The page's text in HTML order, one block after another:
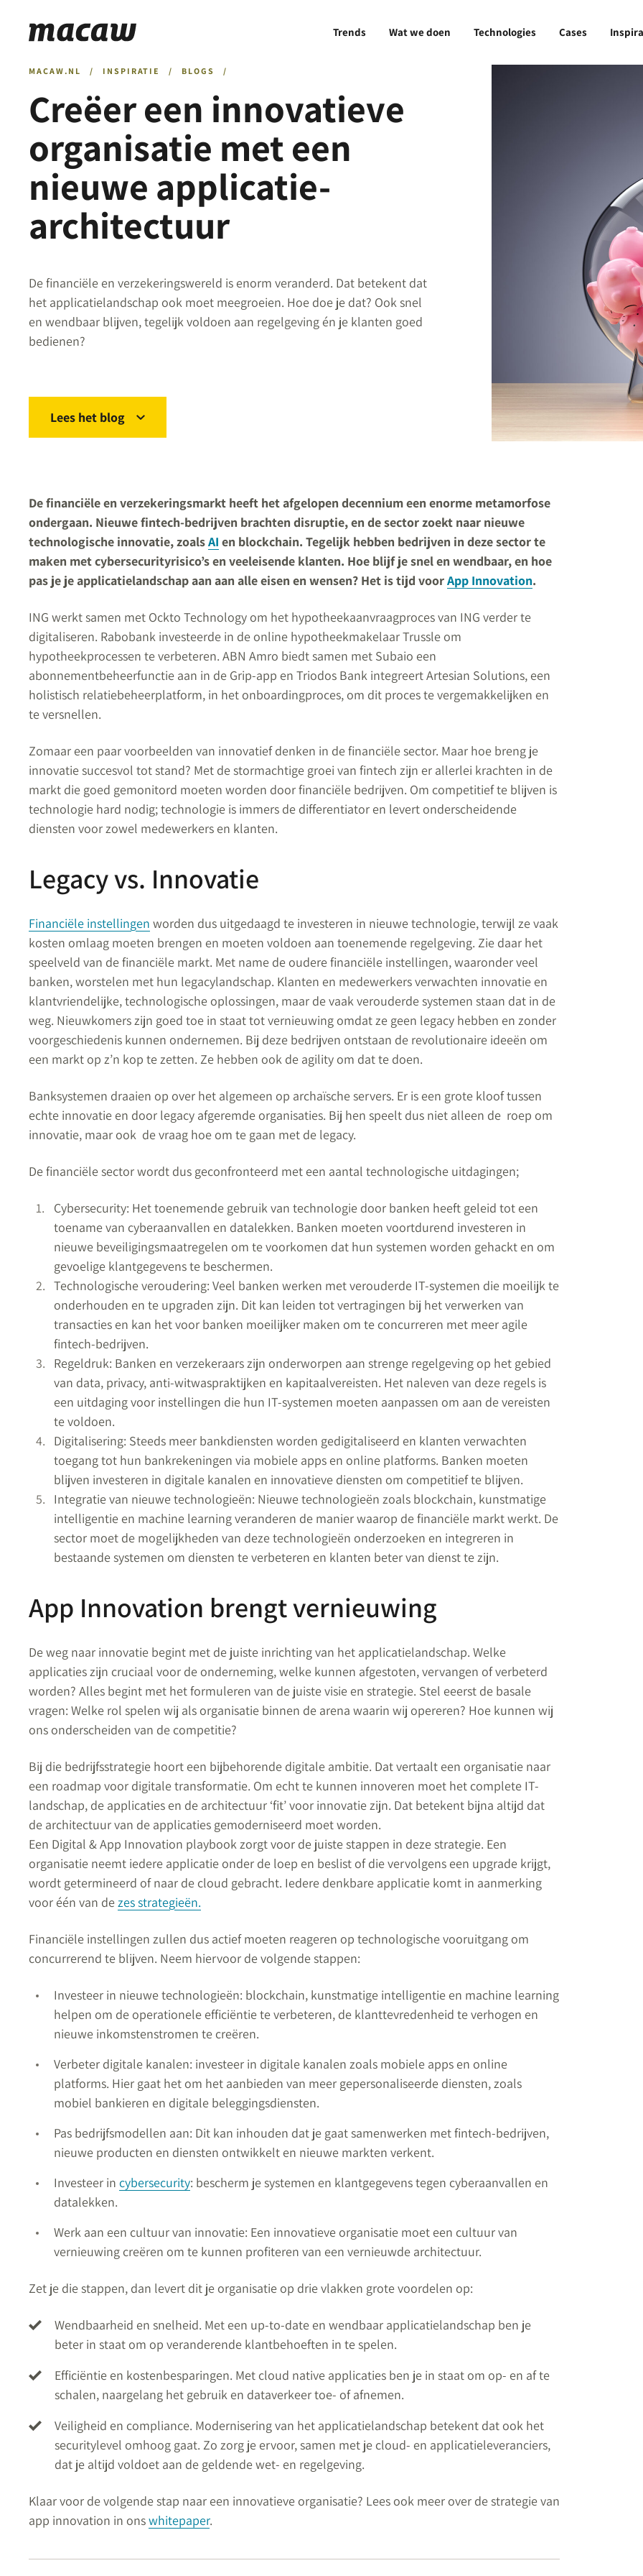
Trends Wat we doen Technologies Cases
MACAW.NL / INSPIRATIE / BLOGS /
Creëer een innovatieve
organisatie met een
nieuwe applicatie-
architectuur
De financiële en verzekeringswereld is enorm veranderd. Dat betekent dat
het applicatielandschap ook moet meegroeien. Hoe doe je dat? Ook snel
en wendbaar blijven, tegelijk voldoen aan regelgeving én je klanten goed
bedienen?
Lees het blog
De financiële en verzekeringsmarkt heeft het afgelopen decennium een enorme metamorfose
ondergaan. Nieuwe fintech-bedrijven brachten disruptie, en de sector zoekt naar nieuwe
technologische innovatie, zoalsAI en blockchain. Tegelijk hebben bedrijven in deze sector te
maken met cybersecurityrisico’s en veeleisende klanten. Hoe blijf je snel en wendbaar, en hoe
pas je je applicatielandschap aan aan alle eisen en wensen? Het is tijd voorApp Innovation.
ING werkt samen met Ockto Technology om het hypotheekaanvraagproces van ING verder te
digitaliseren. Rabobank investeerde in de online hypotheekmakelaar Trussle om
hypotheekprocessen te verbeteren. ABN Amro biedt samen met Subaio een
abonnementbeheerfunctie aan in de Grip-app en Triodos Bank integreert Artesian Solutions, een
holistisch relatiebeheerplatform, in het onboardingproces, om dit proces te vergemakkelijken en
te versnellen.
Zomaar een paar voorbeelden van innovatief denken in de financiële sector. Maar hoe breng je
innovatie succesvol tot stand? Met de stormachtige groei van fintech zijn er allerlei krachten in de
markt die goed gemonitord moeten worden door financiële bedrijven. Om competitief te blijven is
technologie hard nodig; technologie is immers de differentiator en levert onderscheidende
diensten voor zowel medewerkers en klanten.
Legacy vs. Innovatie
Financiële instellingen worden dus uitgedaagd te investeren in nieuwe technologie, terwijl ze vaak
kosten omlaag moeten brengen en moeten voldoen aan toenemende regelgeving. Zie daar het
speelveld van de financiële markt. Met name de oudere financiële instellingen, waaronder veel
banken, worstelen met hun legacylandschap. Klanten en medewerkers verwachten innovatie en
klantvriendelijke, technologische oplossingen, maar de vaak verouderde systemen staan dat in de
weg. Nieuwkomers zijn goed toe in staat tot vernieuwing omdat ze geen legacy hebben en zonder
voorgeschiedenis kunnen ondernemen. Bij deze bedrijven ontstaan de revolutionaire ideeën om
een markt op z’n kop te zetten. Ze hebben ook de agility om dat te doen.
Banksystemen draaien op over het algemeen op archaïsche servers. Er is een grote kloof tussen
echte innovatie en door legacy afgeremde organisaties. Bij hen speelt dus niet alleen de roep om
innovatie, maar ook de vraag hoe om te gaan met de legacy.
De financiële sector wordt dus geconfronteerd met een aantal technologische uitdagingen;
Cybersecurity: Het toenemende gebruik van technologie door banken heeft geleid tot een
toename van cyberaanvallen en datalekken. Banken moeten voortdurend investeren in
nieuwe beveiligingsmaatregelen om te voorkomen dat hun systemen worden gehackt en om
gevoelige klantgegevens te beschermen.
Technologische veroudering: Veel banken werken met verouderde IT-systemen die moeilijk te
onderhouden en te upgraden zijn. Dit kan leiden tot vertragingen bij het verwerken van
transacties en kan het voor banken moeilijker maken om te concurreren met meer agile
fintech-bedrijven.
Regeldruk: Banken en verzekeraars zijn onderworpen aan strenge regelgeving op het gebied
van data, privacy, anti-witwaspraktijken en kapitaalvereisten. Het naleven van deze regels is
een uitdaging voor instellingen die hun IT-systemen moeten aanpassen om aan de vereisten
te voldoen.
Digitalisering: Steeds meer bankdiensten worden gedigitaliseerd en klanten verwachten
toegang tot hun bankrekeningen via mobiele apps en online platforms. Banken moeten
blijven investeren in digitale kanalen en innovatieve diensten om competitief te blijven.
Integratie van nieuwe technologieën: Nieuwe technologieën zoals blockchain, kunstmatige
intelligentie en machine learning veranderen de manier waarop de financiële markt werkt. De
sector moet de mogelijkheden van deze technologieën onderzoeken en integreren in
bestaande systemen om diensten te verbeteren en klanten beter van dienst te zijn.
App Innovation brengt vernieuwing
De weg naar innovatie begint met de juiste inrichting van het applicatielandschap. Welke
applicaties zijn cruciaal voor de onderneming, welke kunnen afgestoten, vervangen of verbeterd
worden? Alles begint met het formuleren van de juiste visie en strategie. Stel eeerst de basale
vragen: Welke rol spelen wij als organisatie binnen de arena waarin wij opereren? Hoe kunnen wij
ons onderscheiden van de competitie?
Bij die bedrijfsstrategie hoort een bijbehorende digitale ambitie. Dat vertaalt een organisatie naar
een roadmap voor digitale transformatie. Om echt te kunnen innoveren moet het complete IT-
landschap, de applicaties en de architectuur ‘fit’ voor innovatie zijn. Dat betekent bijna altijd dat
de architectuur van de applicaties gemoderniseerd moet worden.
Een Digital & App Innovation playbook zorgt voor de juiste stappen in deze strategie. Een
organisatie neemt iedere applicatie onder de loep en beslist of die vervolgens een upgrade krijgt,
wordt getermineerd of naar de cloud gebracht. Iedere denkbare applicatie komt in aanmerking
voor één van dezes strategieën.
Financiële instellingen zullen dus actief moeten reageren op technologische vooruitgang om
concurrerend te blijven. Neem hiervoor de volgende stappen:
Investeer in nieuwe technologieën: blockchain, kunstmatige intelligentie en machine learning
helpen om de operationele efficiëntie te verbeteren, de klanttevredenheid te verhogen en
nieuwe inkomstenstromen te creëren.
Verbeter digitale kanalen: investeer in digitale kanalen zoals mobiele apps en online
platforms. Hier gaat het om het aanbieden van meer gepersonaliseerde diensten, zoals
mobiel bankieren en digitale beleggingsdiensten.
Pas bedrijfsmodellen aan: Dit kan inhouden dat je gaat samenwerken met fintech-bedrijven,
nieuwe producten en diensten ontwikkelt en nieuwe markten verkent.
Investeer in cybersecurity: bescherm je systemen en klantgegevens tegen cyberaanvallen en
datalekken.
Werk aan een cultuur van innovatie: Een innovatieve organisatie moet een cultuur van
vernieuwing creëren om te kunnen profiteren van een vernieuwde architectuur.
Zet je die stappen, dan levert dit je organisatie op drie vlakken grote voordelen op:
Wendbaarheid en snelheid. Met een up-to-date en wendbaar applicatielandschap ben je
beter in staat om op veranderende klantbehoeften in te spelen.
Efficiëntie en kostenbesparingen. Met cloud native applicaties ben je in staat om op- en af te
schalen, naargelang het gebruik en dataverkeer toe- of afnemen.
Veiligheid en compliance. Modernisering van het applicatielandschap betekent dat ook het
securitylevel omhoog gaat. Zo zorg je ervoor, samen met je cloud- en applicatieleveranciers,
dat je altijd voldoet aan de geldende wet- en regelgeving.
Klaar voor de volgende stap naar een innovatieve organisatie? Lees ook meer over de strategie van
app innovation in onswhitepaper.